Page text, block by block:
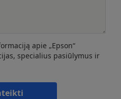
apie „Epson“
specialius pasiūlymus ir